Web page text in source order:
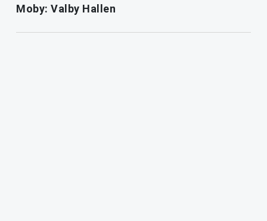
Moby: Valby Hallen